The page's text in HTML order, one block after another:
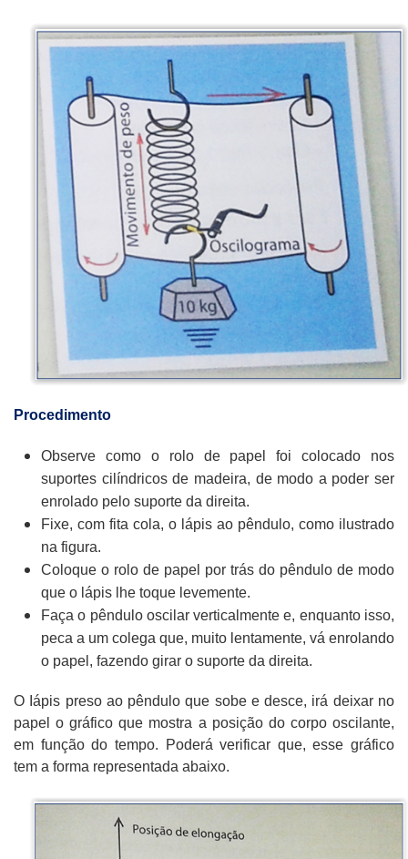
Procedimento
Observe como o rolo de papel foi colocado nos
suportes cilíndricos de madeira, de modo a poder ser
enrolado pelo suporte da direita.
Fixe, com fita cola, o lápis ao pêndulo, como ilustrado
na figura.
Coloque o rolo de papel por trás do pêndulo de modo
que o lápis lhe toque levemente.
Faça o pêndulo oscilar verticalmente e, enquanto isso,
peca a um colega que, muito lentamente, vá enrolando
o papel, fazendo girar o suporte da direita.
O Iápis preso ao pêndulo que sobe e desce, irá deixar no
papel o gráfico que mostra a posição do corpo oscilante,
em função do tempo. Poderá verificar que, esse gráfico
tem a forma representada abaixo.